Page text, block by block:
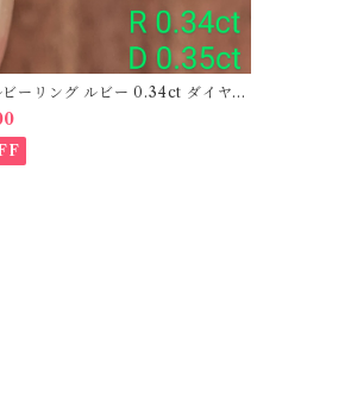
ーリング ルビー 0.34ct ダイヤモ
【PRO206885】